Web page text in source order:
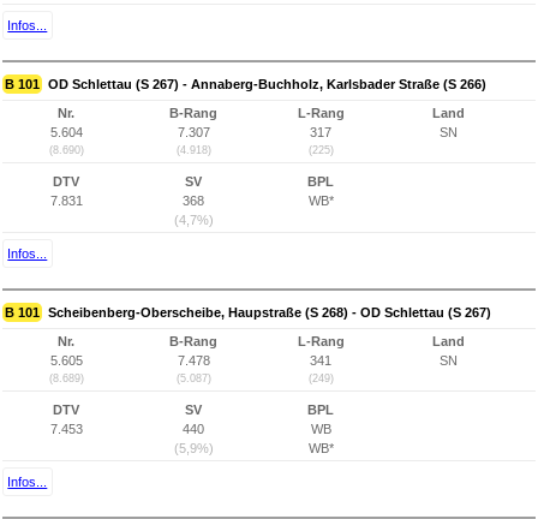
Infos...
B 101 OD Schlettau (S 267) - Annaberg-Buchholz, Karlsbader Straße (S 266)
Nr.
5.604
(8.690)
B-Rang
7.307
(4.918)
L-Rang
317
(225)
Land
SN
DTV
7.831
SV
368
(4,7%)
BPL
WB*
Infos...
B 101 Scheibenberg-Oberscheibe, Haupstraße (S 268) - OD Schlettau (S 267)
Nr.
5.605
(8.689)
B-Rang
7.478
(5.087)
L-Rang
341
(249)
Land
SN
DTV
7.453
SV
440
(5,9%)
BPL
WB
WB*
Infos...